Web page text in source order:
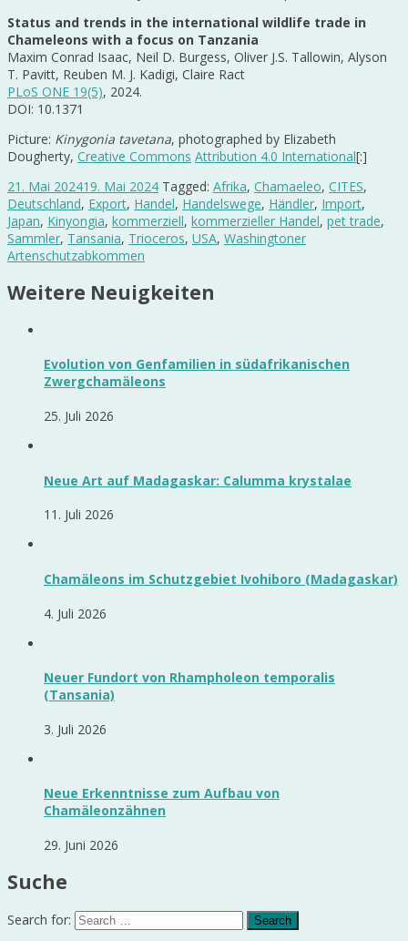
Status and trends in the international wildlife trade in
Chameleons with a focus on Tanzania
Maxim Conrad Isaac, Neil D. Burgess, Oliver J.S. Tallowin, Alyson
T. Pavitt, Reuben M. J. Kadigi, Claire Ract
PLoS ONE 19(5), 2024.
DOI: 10.1371
Picture: Kinygonia tavetana, photographed by Elizabeth
Dougherty, Creative Commons Attribution 4.0 International[:]
21. Mai 202419. Mai 2024 Tagged: Afrika, Chamaeleo, CITES,
Deutschland, Export, Handel, Handelswege, Händler, Import,
Japan, Kinyongia, kommerziell, kommerzieller Handel, pet trade,
Sammler, Tansania, Trioceros, USA, Washingtoner
Artenschutzabkommen
Weitere Neuigkeiten
Evolution von Genfamilien in südafrikanischen
Zwergchamäleons
25. Juli 2026
Neue Art auf Madagaskar: Calumma krystalae
11. Juli 2026
Chamäleons im Schutzgebiet Ivohiboro (Madagaskar)
4. Juli 2026
Neuer Fundort von Rhampholeon temporalis
(Tansania)
3. Juli 2026
Neue Erkenntnisse zum Aufbau von
Chamäleonzähnen
29. Juni 2026
Suche
Search for: